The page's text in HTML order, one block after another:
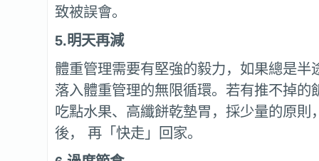
致被誤會。
5.明天再減
體重管理需要有堅強的毅力，如果總是半
落入體重管理的無限循環。若有推不掉的
吃點水果、高纖餅乾墊胃，採少量的原則
後， 再「快走」回家。